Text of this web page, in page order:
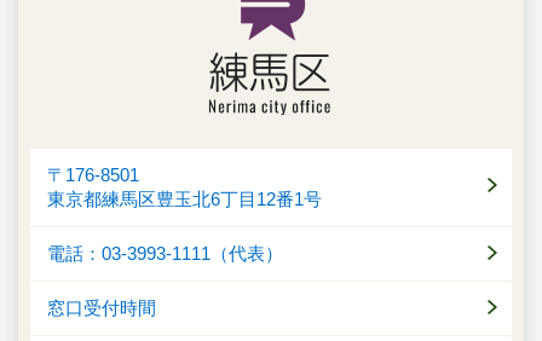
〒176-8501
東京都練馬区豊玉北6丁目12番1号
電話：03-3993-1111（代表）
窓口受付時間